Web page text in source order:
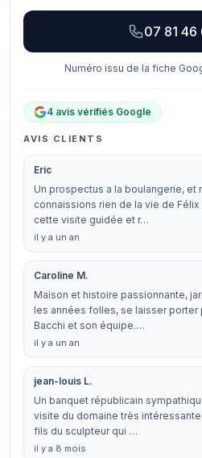
07 81 46
Numéro issu de la fiche
4 avis vérifiés Google
AVIS CLIENTS
Eric
Un prospectus a la boulangerie, et
connaissions rien de la vie de
cette visite guidée et r…
il y a un an
Caroline M.
Maison et histoire passionnante,
les années folles, se laisser porter
Bacchi et son équipe.…
il y a un an
jean-louis L.
Un banquet républicain
visite du domaine très
fils du sculpteur qui …
il y a 8 mois